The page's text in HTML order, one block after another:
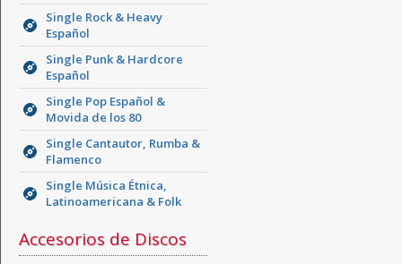
Single Rock & Heavy
Español
Single Punk & Hardcore
Español
Single Pop Español &
Movida de los 80
Single Cantautor, Rumba &
Flamenco
Single Música Étnica,
Latinoamericana & Folk
Accesorios de Discos